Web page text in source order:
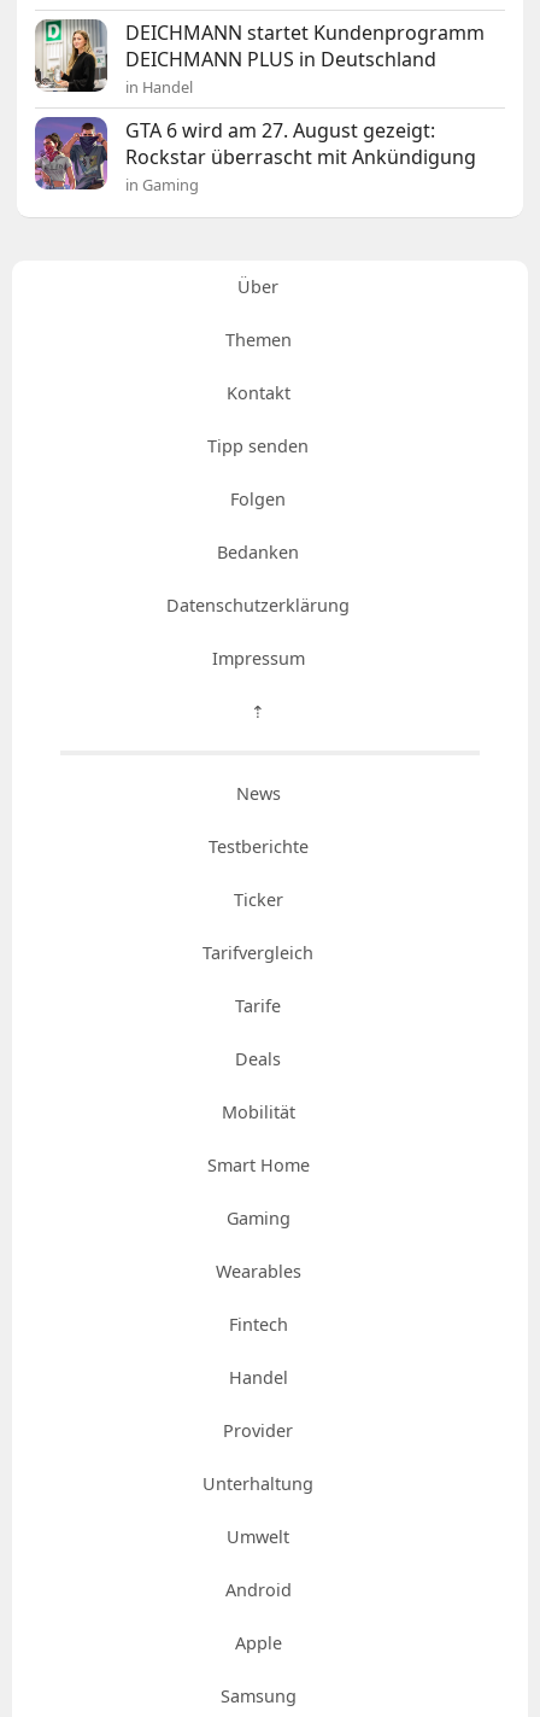
DEICHMANN startet Kundenprogramm
DEICHMANN PLUS in Deutschland
in Handel
GTA 6 wird am 27. August gezeigt:
Rockstar überrascht mit Ankündigung
in Gaming
Über
Themen
Kontakt
Tipp senden
Folgen
Bedanken
Datenschutzerklärung
Impressum
⇡
News
Testberichte
Ticker
Tarifvergleich
Tarife
Deals
Mobilität
Smart Home
Gaming
Wearables
Fintech
Handel
Provider
Unterhaltung
Umwelt
Android
Apple
Samsung